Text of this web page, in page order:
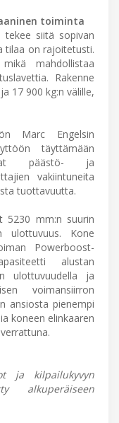
toiminta
tekee siitä sopivan
tilaa on rajoitetusti.
mahdollistaa
Rakenne
17 900 kg:n välille,
Marc Engelsin
täyttämään
päästö- ja
vakiintuneita
tuottavuutta.
5230 mm:n suurin
ulottuvuus. Kone
Powerboost-
alustan
ulottuvuudella ja
voimansiirron
ansiosta pienempi
koneen elinkaaren
ja kilpailukyvyn
alkuperäiseen